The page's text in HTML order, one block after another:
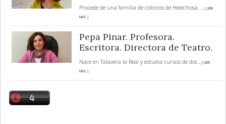
Procede de una familia de colonos de Helechosa. ... [ LEER
MÁS ]
Pepa Pinar. Profesora.
Escritora. Directora de Teatro.
Nace en Talavera la Real y estudia cursos de doc... [ LEER
MÁS ]